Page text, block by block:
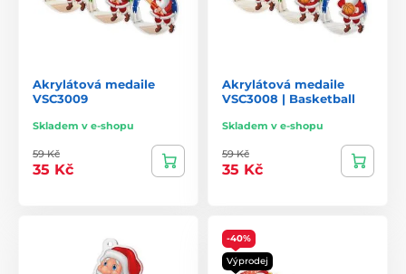
Akrylátová medaile
VSC3009
Skladem v e-shopu
59 Kč
35 Kč
Akrylátová medaile
VSC3008 | Basketball
Skladem v e-shopu
59 Kč
35 Kč
-40%
Výprodej